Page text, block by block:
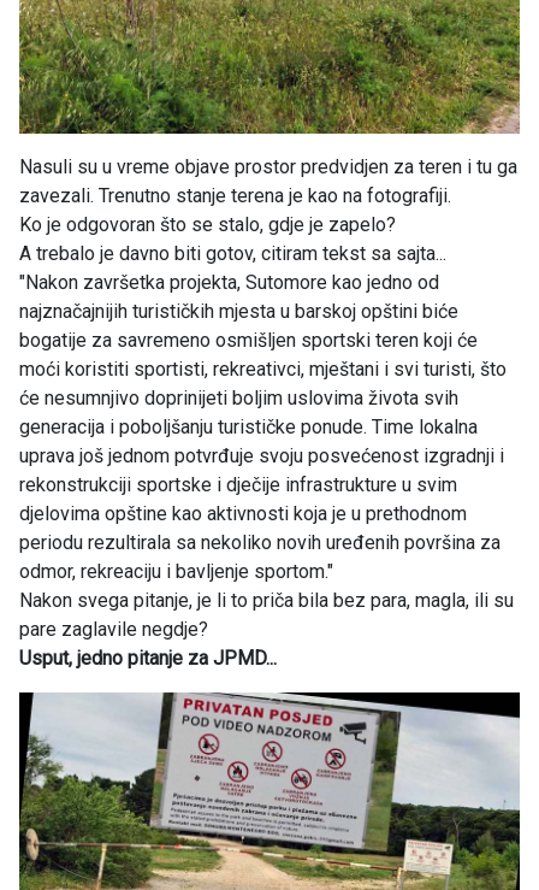
Nasuli su u vreme objave prostor predvidjen za teren i tu ga
zavezali. Trenutno stanje terena je kao na fotografiji.
Ko je odgovoran što se stalo, gdje je zapelo?
A trebalo je davno biti gotov, citiram tekst sa sajta...
"Nakon završetka projekta, Sutomore kao jedno od
najznačajnijih turističkih mjesta u barskoj opštini biće
bogatije za savremeno osmišljen sportski teren koji će
moći koristiti sportisti, rekreativci, mještani i svi turisti, što
će nesumnjivo doprinijeti boljim uslovima života svih
generacija i poboljšanju turističke ponude. Time lokalna
uprava još jednom potvrđuje svoju posvećenost izgradnji i
rekonstrukciji sportske i dječije infrastrukture u svim
djelovima opštine kao aktivnosti koja je u prethodnom
periodu rezultirala sa nekoliko novih uređenih površina za
odmor, rekreaciju i bavljenje sportom."
Nakon svega pitanje, je li to priča bila bez para, magla, ili su
pare zaglavile negdje?
Usput, jedno pitanje za JPMD...